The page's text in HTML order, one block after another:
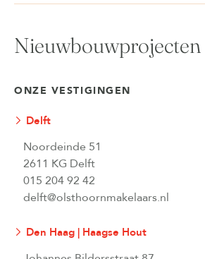
Nieuwbouwprojecten
ONZE VESTIGINGEN
Delft
Noordeinde 51
2611 KG Delft
015 204 92 42
delft@olsthoornmakelaars.nl
Den Haag | Haagse Hout